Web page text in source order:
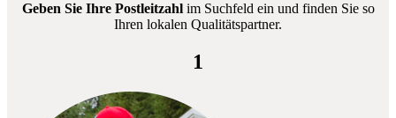
Geben Sie Ihre Postleitzahlim Suchfeld ein und finden Sie so
Ihren lokalen Qualitätspartner.
1